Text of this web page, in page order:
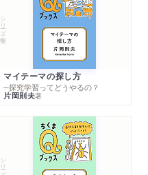
シリーズ・全集
マイテーマの探し方
─探究学習ってどうやるの？
片岡則夫著
シリーズ・全集